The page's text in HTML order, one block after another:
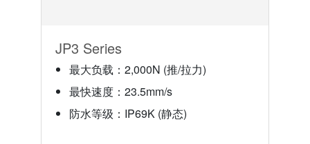
JP3 Series
最大负载：2,000N (推/拉力)
最快速度：23.5mm/s
防水等级：IP69K (静态)